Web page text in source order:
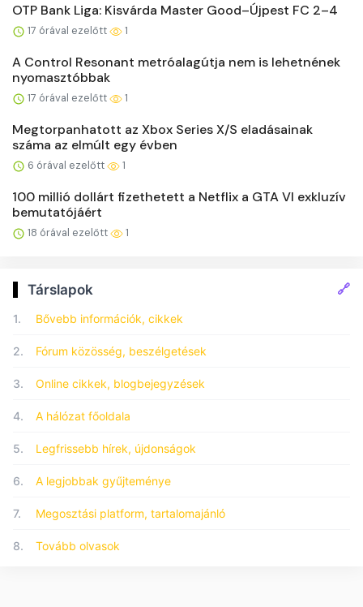
OTP Bank Liga: Kisvárda Master Good–Újpest FC 2–4
17 órával ezelőtt 1
A Control Resonant metróalagútja nem is lehetnének
nyomasztóbbak
17 órával ezelőtt 1
Megtorpanhatott az Xbox Series X/S eladásainak
száma az elmúlt egy évben
6 órával ezelőtt 1
100 millió dollárt fizethetett a Netflix a GTA VI exkluzív
bemutatójáért
18 órával ezelőtt 1
Társlapok 🔗
1. Bővebb információk, cikkek
2. Fórum közösség, beszélgetések
3. Online cikkek, blogbejegyzések
4. A hálózat főoldala
5. Legfrissebb hírek, újdonságok
6. A legjobbak gyűjteménye
7. Megosztási platform, tartalomajánló
8. Tovább olvasok